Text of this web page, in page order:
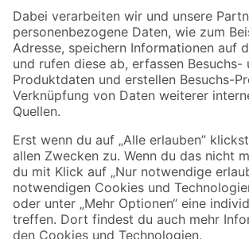
Zahlungsarten Versandarten
Sicher einkaufen
Jetzt die toom-App herunterladen